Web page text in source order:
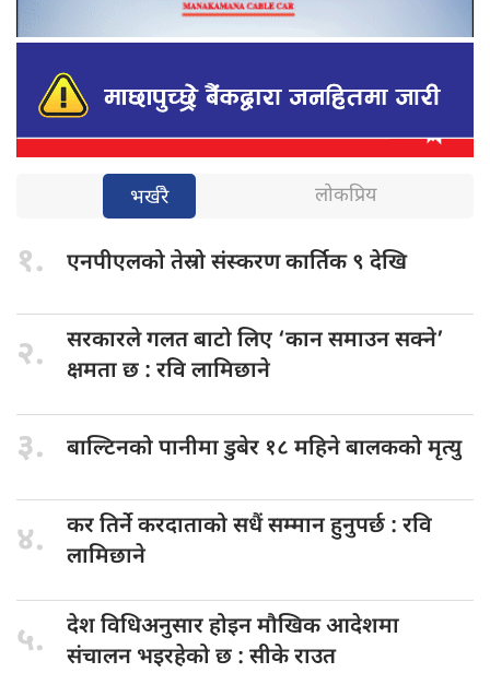
भर्खरै लोकप्रिय
१. एनपीएलको तेस्रोसंस्करण कार्तिक ९ देखि
२. सरकारले गलतबाटो लिए ‘कान समाउन सक्ने’
क्षमता छ : रवि लामिछाने
३. बाल्टिनको पानीमाडुबेर १८ महिने बालकको मृत्यु
४. कर तिर्नेकरदाताको सधैं सम्मान हुनुपर्छ : रवि
लामिछाने
५. देश विधिअनुसारहोइन मौखिक आदेशमा
संचालन भइरहेको छ : सीके राउत